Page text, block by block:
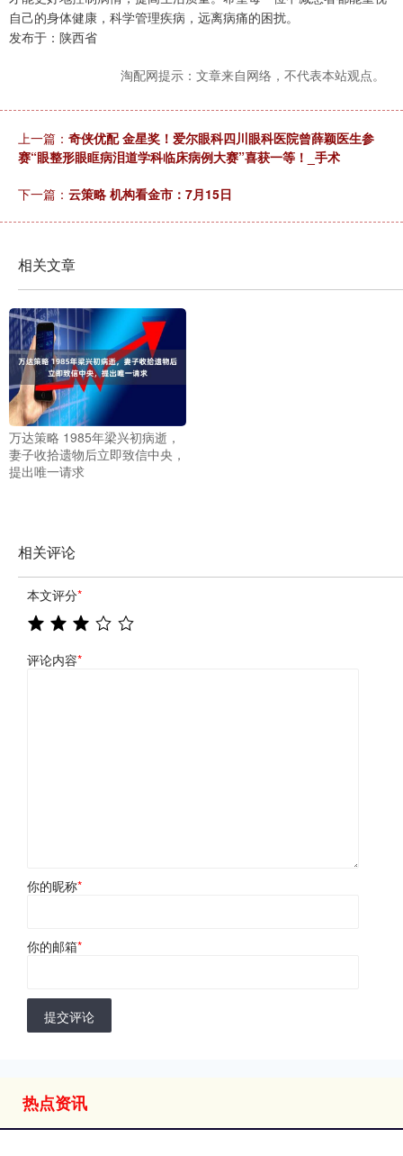
自己的身体健康，科学管理疾病，远离病痛的困扰。
发布于：陕西省
淘配网提示：文章来自网络，不代表本站观点。
上一篇： 奇侠优配 金星奖！爱尔眼科四川眼科医院曾薛颖医生参
赛“眼整形眼眶病泪道学科临床病例大赛”喜获一等！_手术
下一篇： 云策略 机构看金市：7月15日
相关文章
万达策略 1985年梁兴初病逝，
妻子收拾遗物后立即致信中央，
提出唯一请求
相关评论
本文评分*
评论内容*
你的昵称*
你的邮箱*
提交评论
热点资讯